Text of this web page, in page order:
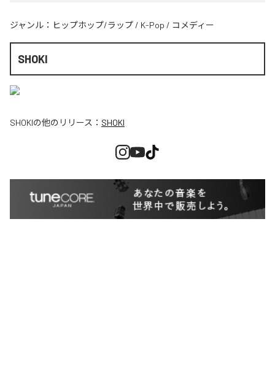
ジャンル： ヒップホップ/ラップ / K-Pop / コメディー
SHOKI
SHOKIの他のリリース： SHOKI